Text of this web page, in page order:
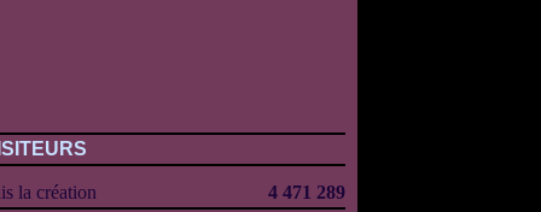
la création
4 471 289